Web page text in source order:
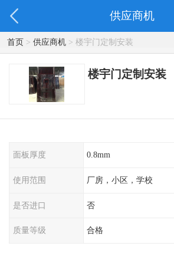
供应商机
首页> 供应商机> 楼宇门定制安装
楼宇门定制安装
面板厚度 0.8mm
使用范围 厂房，小区，学校
是否进口 否
质量等级 合格